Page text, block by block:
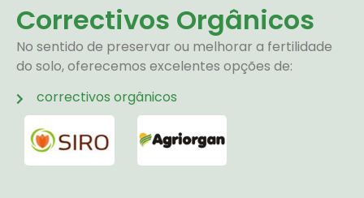
Correctivos Orgânicos
No sentido de preservar ou melhorar a fertilidade
do solo, oferecemos excelentes opções de:
correctivos orgânicos